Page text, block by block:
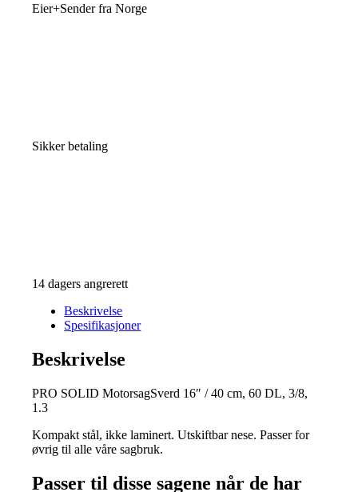
Eier+Sender fra Norge
Sikker betaling
14 dagers angrerett
Beskrivelse
Spesifikasjoner
Beskrivelse
PRO SOLID MotorsagSverd 16″ / 40 cm, 60 DL, 3/8,
1.3
Kompakt stål, ikke laminert. Utskiftbar nese. Passer for
øvrig til alle våre sagbruk.
Passer til disse sagene når de har